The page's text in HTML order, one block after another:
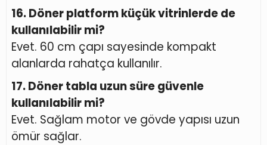
16. Döner platform küçük vitrinlerde de
kullanılabilir mi?
Evet. 60 cm çapı sayesinde kompakt
alanlarda rahatça kullanılır.
17. Döner tabla uzun süre güvenle
kullanılabilir mi?
Evet. Sağlam motor ve gövde yapısı uzun
ömür sağlar.